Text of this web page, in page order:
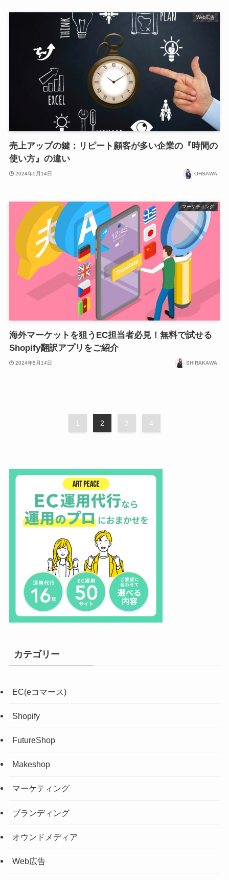
Web広告
売上アップの鍵：リピート顧客が多い企業の『時間の
使い方』の違い
2024年5月14日 OHSAWA
マーケティング
海外マーケットを狙うEC担当者必見！無料で試せる
Shopify翻訳アプリをご紹介
2024年5月14日 SHIRAKAWA
1 2 3 4
カテゴリー
EC(eコマース)
Shopify
FutureShop
Makeshop
マーケティング
ブランディング
オウンドメディア
Web広告